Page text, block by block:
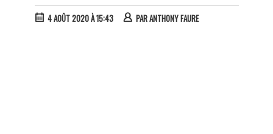
4 AOÛT 2020 À 15:43 PARANTHONY FAURE